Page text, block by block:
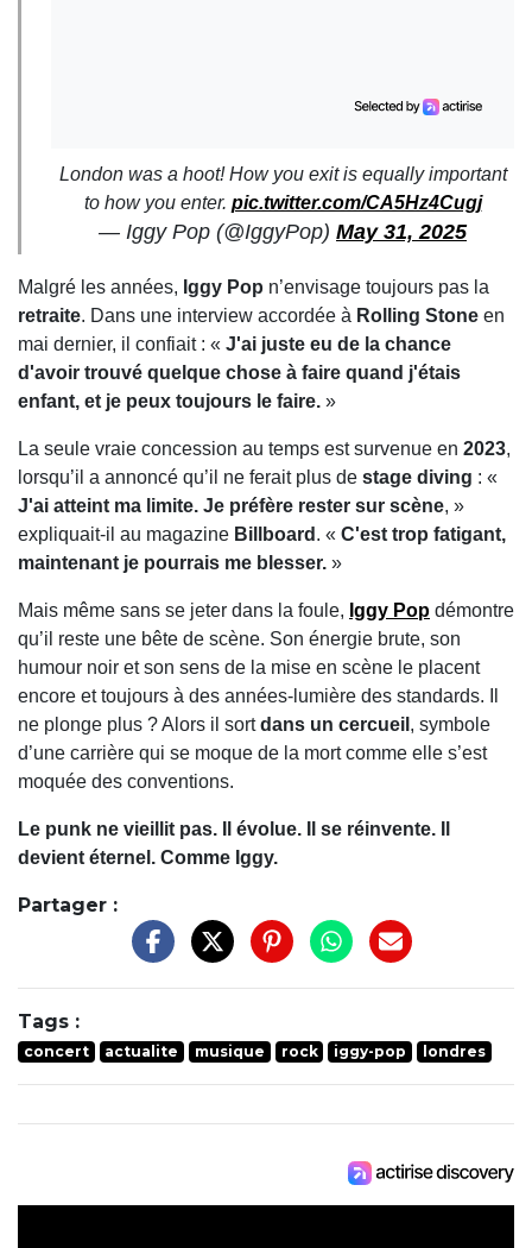
London was a hoot! How you exit is equally important
to how you enter. pic.twitter.com/CA5Hz4Cugj
— Iggy Pop (@IggyPop) May 31, 2025
Malgré les années, Iggy Pop n’envisage toujours pas la
retraite. Dans une interview accordée à Rolling Stone en
mai dernier, il confiait : « J'ai juste eu de la chance
d'avoir trouvé quelque chose à faire quand j'étais
enfant, et je peux toujours le faire. »
La seule vraie concession au temps est survenue en 2023,
lorsqu’il a annoncé qu’il ne ferait plus de stage diving : «
J'ai atteint ma limite. Je préfère rester sur scène, »
expliquait-il au magazine Billboard . « C'est trop fatigant,
maintenant je pourrais me blesser. »
Mais même sans se jeter dans la foule, Iggy Pop démontre
qu’il reste une bête de scène. Son énergie brute, son
humour noir et son sens de la mise en scène le placent
encore et toujours à des années-lumière des standards. Il
ne plonge plus ? Alors il sortdans un cercueil , symbole
d’une carrière qui se moque de la mort comme elle s’est
moquée des conventions.
Le punk ne vieillit pas. Il évolue. Il se réinvente. Il
devient éternel. Comme Iggy.
Partager :
Tags :
concert actualite musique rock iggy-pop londres